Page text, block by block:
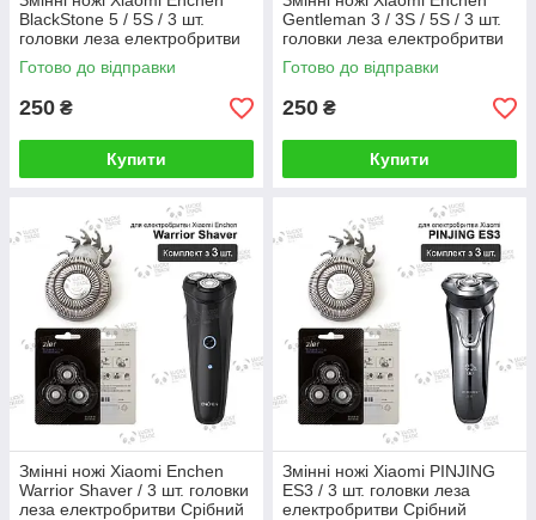
BlackStone 5 / 5S / 3 шт.
головки леза електробритви
Срібний
Готово до відправки
250 ₴
Купити
Gentleman 3 / 3S / 5S / 3 шт.
головки леза електробритви
Срібний
Готово до відправки
250 ₴
Купити
Змінні ножі Xiaomi Enchen
Warrior Shaver / 3 шт. головки
леза електробритви Срібний
Змінні ножі Xiaomi PINJING
ES3 / 3 шт. головки леза
електробритви Срібний